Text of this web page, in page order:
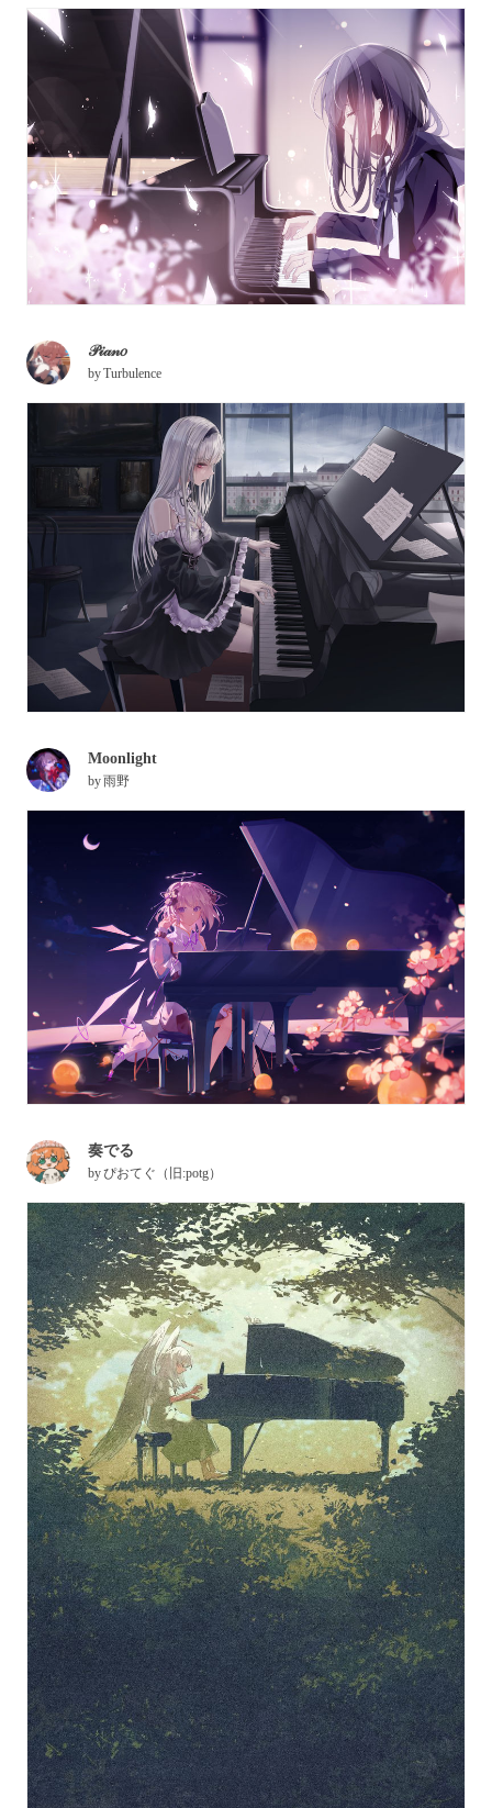
𝒫𝒾𝒶𝓃𝑜
byTurbulence
Moonlight
by雨野
奏でる
byぴおてぐ（旧:potg）